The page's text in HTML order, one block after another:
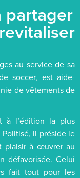
partager
au service de sa
soccer, est aide-
de vêtements de
à l’édition la plus
il préside le
plaisir à œuvrer au
défavorisée. Celui
fait tout pour les